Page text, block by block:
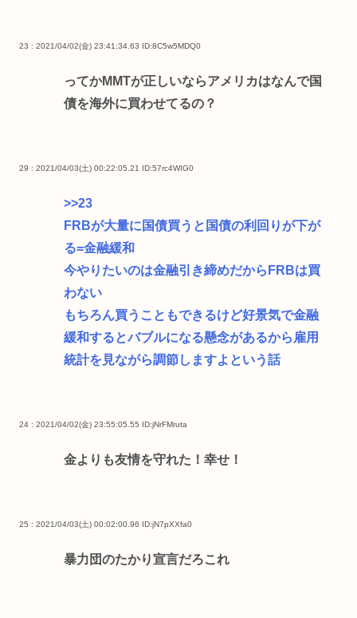
23 : 2021/04/02(金) 23:41:34.63 ID:8C5w5MDQ0
ってかMMTが正しいならアメリカはなんで国
債を海外に買わせてるの？
29 : 2021/04/03(土) 00:22:05.21 ID:57rc4WIG0
>>23
FRBが大量に国債買うと国債の利回りが下が
る=金融緩和
今やりたいのは金融引き締めだからFRBは買
わない
もちろん買うこともできるけど好景気で金融
緩和するとバブルになる懸念があるから雇用
統計を見ながら調節しますよという話
24 : 2021/04/02(金) 23:55:05.55 ID:jNrFMruta
金よりも友情を守れた！幸せ！
25 : 2021/04/03(土) 00:02:00.96 ID:jN7pXXfa0
暴力団のたかり宣言だろこれ